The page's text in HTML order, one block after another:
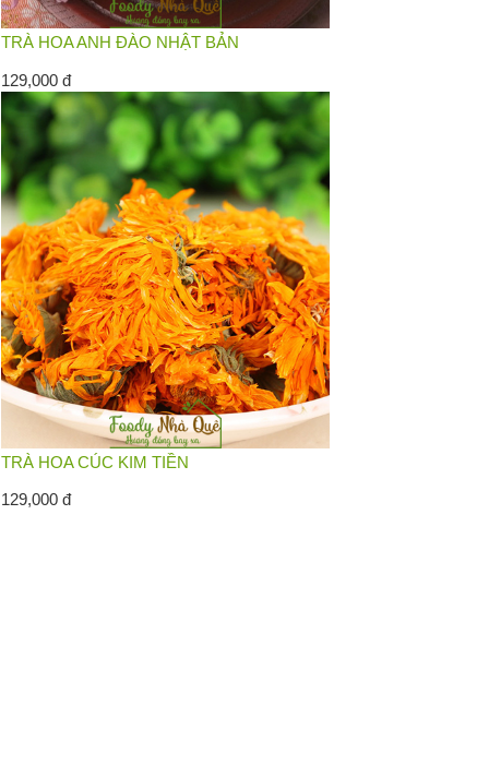
TRÀ HOA ANH ĐÀO NHẬT BẢN
129,000 đ
TRÀ HOA CÚC KIM TIỀN
129,000 đ